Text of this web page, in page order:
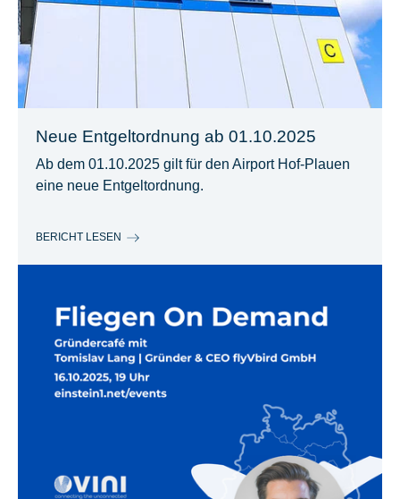
Neue Entgeltordnung ab 01.10.2025
Ab dem 01.10.2025 gilt für den Airport Hof-Plauen
eine neue Entgeltordnung.
BERICHT LESEN